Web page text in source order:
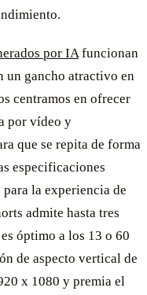
por IA funcionan
un gancho atractivo en
centramos en ofrecer
por vídeo y
que se repita de forma
especificaciones
la experiencia de
admite hasta tres
óptimo a los 13 o 60
de aspecto vertical de
x 1080 y premia el